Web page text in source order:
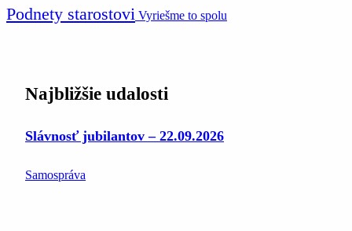
Podnety starostovi Vyriešme to spolu
Najbližšie udalosti
Slávnosť jubilantov – 22.09.2026
Samospráva